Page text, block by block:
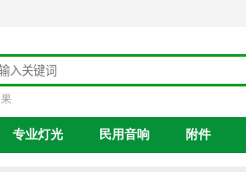
果
专业灯光 民用音响 附件